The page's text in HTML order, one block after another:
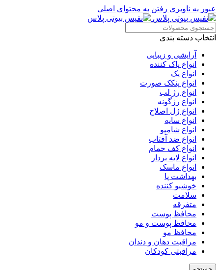
عبور به ناوبری رفتن به محتوای اصلی
انتخاب دسته بندی
آرایشی و زیبایی
انواع پاک کننده
انواع پک
انواع پنکک صورت
انواع رژ لب
انواع رژگونه
انواع ژل اصلاح
انواع سایه
انواع شامپو
انواع ضد آفتاب
انواع کف حمام
انواع لایه بردار
انواع ماسک
بهداشت پا
خوشبو کننده
سلامت
متفرقه
محافظ پوست
محافظ پوست و مو
محافظ مو
مراقبت دهان و دندان
مراقبتی کودکان